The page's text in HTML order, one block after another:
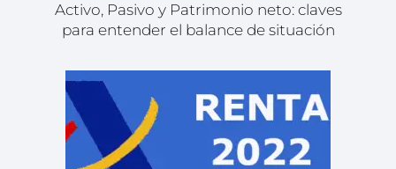
Activo, Pasivo y Patrimonio neto: claves
para entender el balance de situación